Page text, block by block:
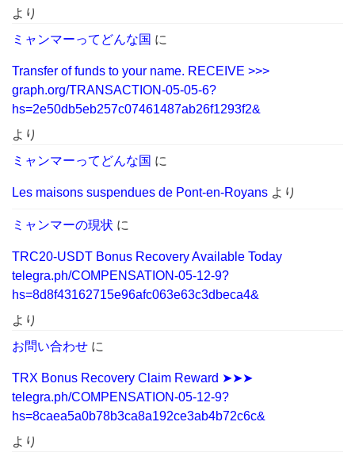
より
ミャンマーってどんな国 に
Transfer of funds to your name. RECEIVE >>>
graph.org/TRANSACTION-05-05-6?
hs=2e50db5eb257c07461487ab26f1293f2&
より
ミャンマーってどんな国 に
Les maisons suspendues de Pont-en-Royans より
ミャンマーの現状 に
TRC20-USDT Bonus Recovery Available Today
telegra.ph/COMPENSATION-05-12-9?
hs=8d8f43162715e96afc063e63c3dbeca4&
より
お問い合わせ に
TRX Bonus Recovery Claim Reward ➤➤➤
telegra.ph/COMPENSATION-05-12-9?
hs=8caea5a0b78b3ca8a192ce3ab4b72c6c&
より